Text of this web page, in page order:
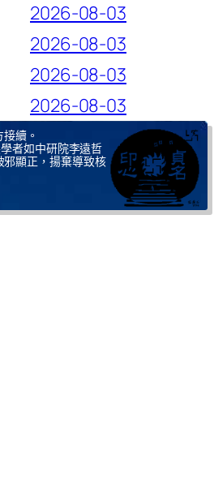
2026-08-03
2026-08-03
2026-08-03
2026-08-03
續。
者如中研院李遠哲
邪顯正，揚棄導致核